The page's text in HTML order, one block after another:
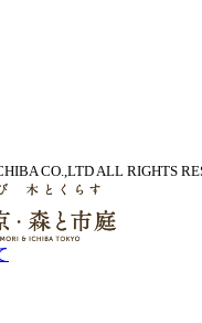
CO.,LTD ALL RIGHTS